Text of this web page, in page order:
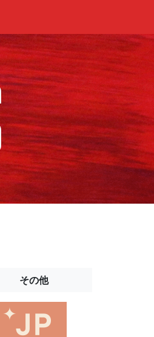
その他